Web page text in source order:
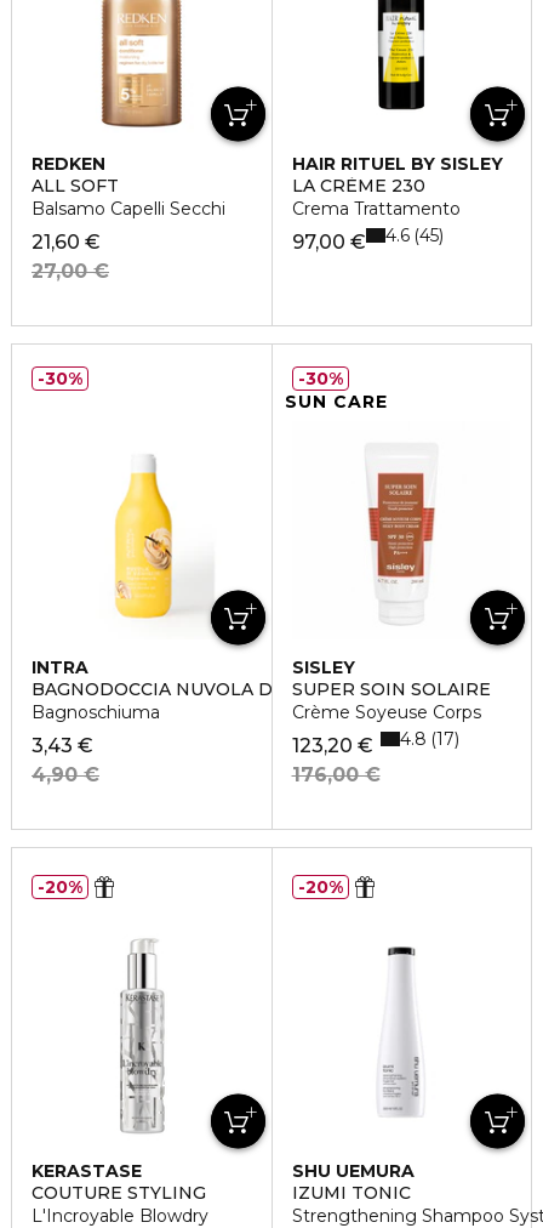
REDKEN
ALL SOFT
Balsamo Capelli Secchi
21,60 €
27,00 €
HAIR RITUEL BY SISLEY
LA CRÈME 230
Crema Trattamento
97,00 € 4.6 45
INTRA
BAGNODOCCIA NUVOLA DI VANIGLIA
Bagnoschiuma
3,43 €
4,90 €
30%
SUN CARE
SISLEY
SUPER SOIN SOLAIRE
Crème Soyeuse Corps
123,20 €
176,00 €
4.8 17
30%
KERASTASE
COUTURE STYLING
L'Incroyable Blowdry
20%
SHU UEMURA
IZUMI TONIC
Strengthening Shampoo
20%